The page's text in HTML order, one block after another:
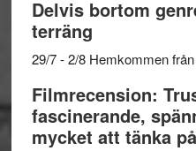
Delvis bortom
terräng
29/7 - 2/8 Hemkommen
Filmrecension:
fascinerande,
mycket att tänka på